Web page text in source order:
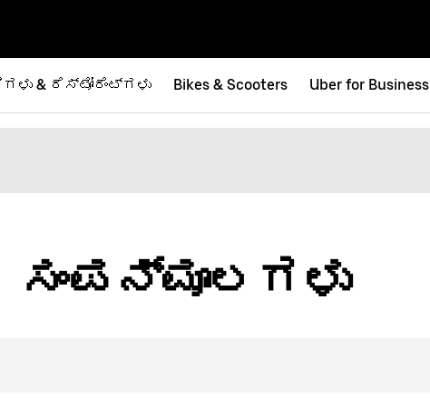
& ರೆಸ್ಟೋರೆಂಟ್‌ಗಳು Bikes & Scooters Uber for Business
ಸಂಪನ್ಮೂಲಗಳು